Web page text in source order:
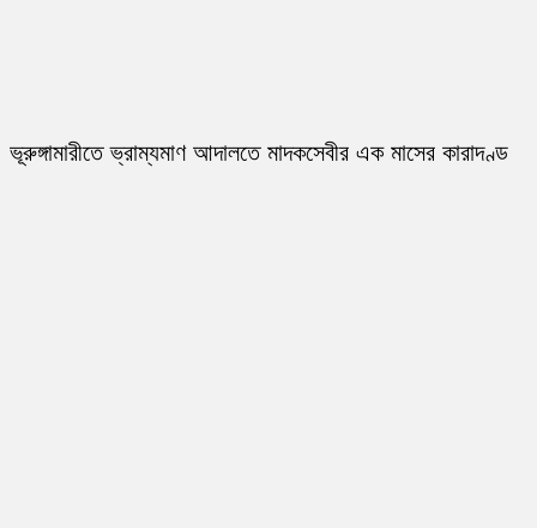
ভূরুঙ্গামারীতে ভ্রাম্যমাণ আদালতে মাদকসেবীর এক মাসের কারাদণ্ড